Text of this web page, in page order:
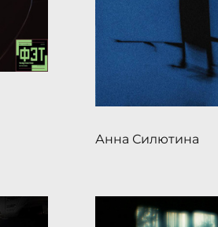
Анна Силютина